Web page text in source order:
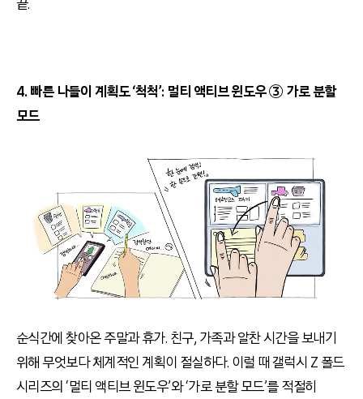
끝.
4. 빠른 나들이 계획도 ‘척척’: 멀티 액티브 윈도우 ③ 가로 분할
모드
순식간에 찾아온 주말과 휴가. 친구, 가족과 알찬 시간을 보내기
위해 무엇보다 체계적인 계획이 절실하다. 이럴 때 갤럭시 Z 폴드
시리즈의 ‘멀티 액티브 윈도우’와 ‘가로 분할 모드’를 적절히